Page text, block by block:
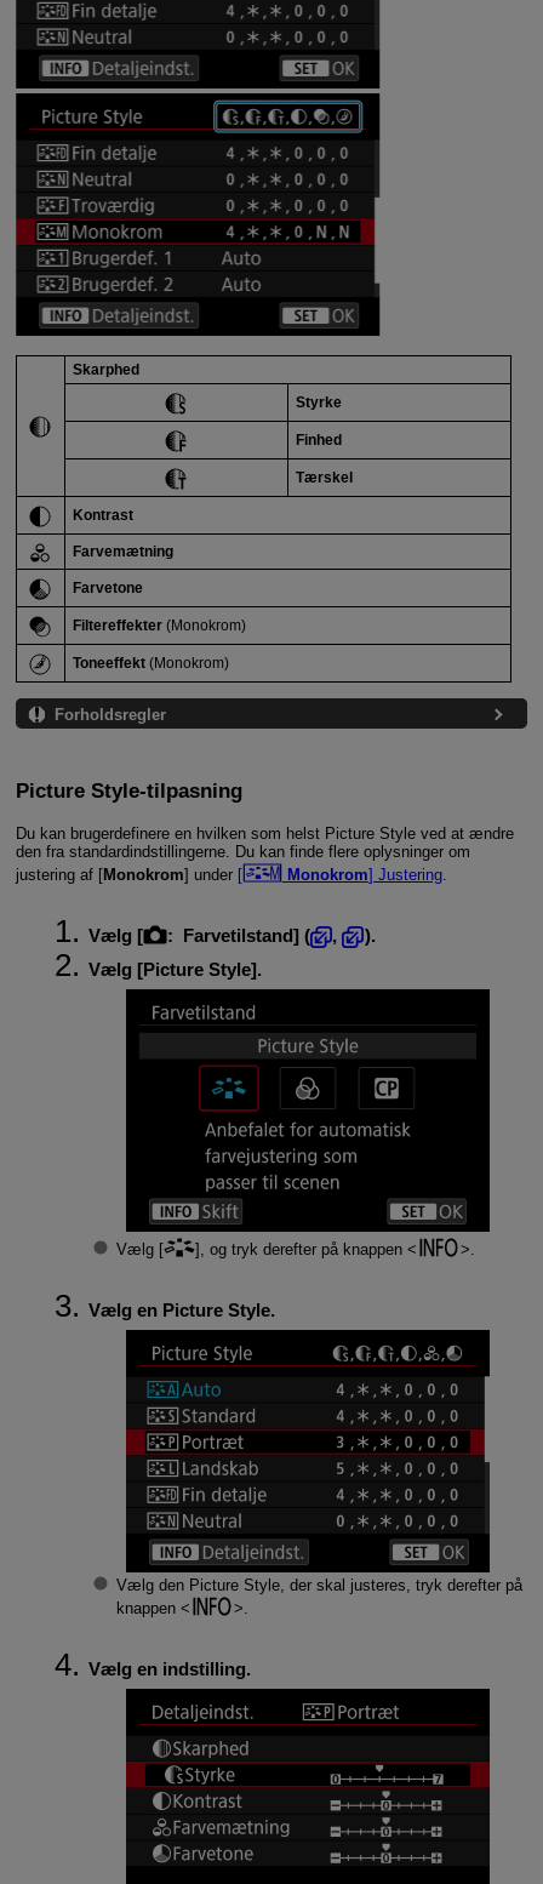
Skarphed
Styrke
Finhed
Tærskel
Kontrast
Farvemætning
Farvetone
Filtereffekter(Monokrom)
Toneeffekt(Monokrom)
Forholdsregler
Picture Style-tilpasning
Du kan brugerdefinere en hvilken som helst Picture Style ved at ændre
den fra standardindstillingerne. Du kan finde flere oplysninger om
justering af [Monokrom] under [ Monokrom] Justering.
Vælg [ : Farvetilstand] ( ,
).
Vælg [Picture Style].
Vælg [ ], og tryk derefter på knappen
Vælg en Picture Style.
Vælg den Picture Style, der skal justeres, tryk derefter på
knappen
Vælg en indstilling.